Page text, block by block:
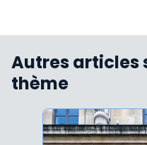
Autres articles
thème